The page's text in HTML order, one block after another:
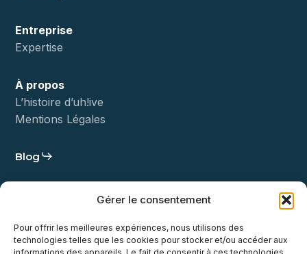
Gérer le consentement
Pour offrir les meilleures expériences, nous utilisons des
technologies telles que les cookies pour stocker et/ou accéder aux
Entreprise
Expertise
À propos
L’histoire d’uh!ive
Mentions Légales
Blog